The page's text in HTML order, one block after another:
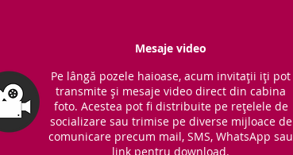
Mesaje video
Pe lângă pozele haioase, acum invitații iți pot
transmite și mesaje video direct din cabina
foto. Acestea pot fi distribuite pe rețelele de
socializare sau trimise pe diverse mijloace de
comunicare precum mail, SMS, WhatsApp sau
link pentru download.